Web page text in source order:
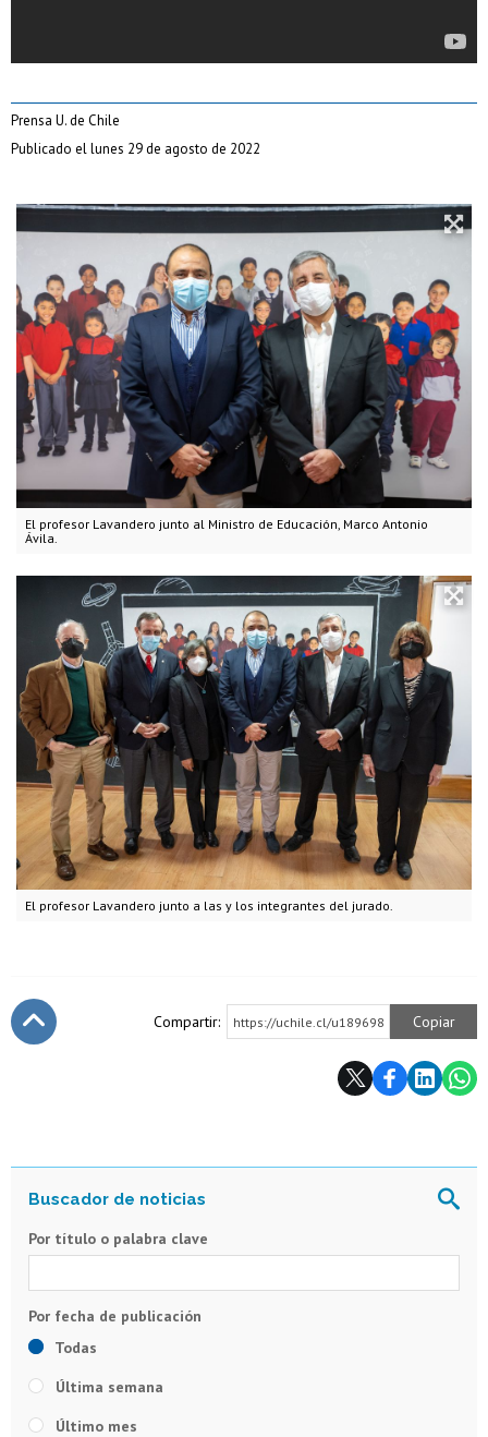
El profesor Lavandero junto al Ministro de Educación, Marco Antonio
Ávila.
El profesor Lavandero junto a las y los integrantes del jurado.
Prensa U. de Chile
Publicado el lunes 29 de agosto de 2022
Compartir: https://uchile.cl/u189698 Copiar
Por título o palabra clave
Todas
Última semana
Último mes